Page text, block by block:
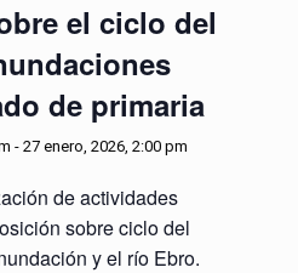
el ciclo del
de primaria
- 27 enero, 2026, 2:00 pm
de actividades
sobre ciclo del
y el río Ebro.